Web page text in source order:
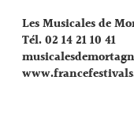
Les Musicales de
Tél. 02 14 21 10 41